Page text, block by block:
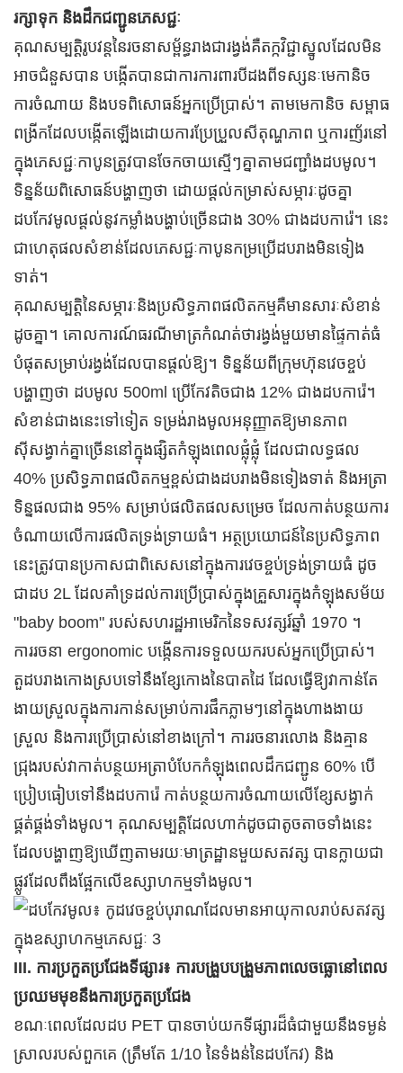
រក្សាទុក និងដឹកជញ្ជូនភេសជ្ជៈ
គុណសម្បត្តិរូបវន្តនៃរចនាសម្ព័ន្ធរាងជារង្វង់គឺតក្កវិជ្ជាស្នូលដែលមិន
អាចជំនួសបាន បង្កើតបានជាការការពារបីដងពីទស្សនៈមេកានិច
ការចំណាយ និងបទពិសោធន៍អ្នកប្រើប្រាស់។ តាមមេកានិច សម្ពាធ
ពង្រីកដែលបង្កើតឡើងដោយការប្រែប្រួលសីតុណ្ហភាព ឬការញ័រនៅ
ក្នុងភេសជ្ជៈកាបូនត្រូវបានចែកចាយស្មើៗគ្នាតាមជញ្ជាំងដបមូល។
ទិន្នន័យពិសោធន៍បង្ហាញថា ដោយផ្តល់កម្រាស់សម្ភារៈដូចគ្នា
ដបកែវមូលផ្តល់នូវកម្លាំងបង្ហាប់ច្រើនជាង 30% ជាងដបការ៉េ។ នេះ
ជាហេតុផលសំខាន់ដែលភេសជ្ជៈកាបូនកម្រប្រើដបរាងមិនទៀង
ទាត់។
គុណសម្បត្តិនៃសម្ភារៈនិងប្រសិទ្ធភាពផលិតកម្មគឺមានសារៈសំខាន់
ដូចគ្នា។ គោលការណ៍ធរណីមាត្រកំណត់ថារង្វង់មួយមានផ្ទៃកាត់ធំ
បំផុតសម្រាប់រង្វង់ដែលបានផ្តល់ឱ្យ។ ទិន្នន័យពីក្រុមហ៊ុនវេចខ្ចប់
បង្ហាញថា ដបមូល 500ml ប្រើកែវតិចជាង 12% ជាងដបការ៉េ។
សំខាន់ជាងនេះទៅទៀត ទម្រង់រាងមូលអនុញ្ញាតឱ្យមានភាព
ស៊ីសង្វាក់គ្នាច្រើននៅក្នុងផ្សិតកំឡុងពេលផ្លុំផ្លុំ ដែលជាលទ្ធផល
40% ប្រសិទ្ធភាពផលិតកម្មខ្ពស់ជាងដបរាងមិនទៀងទាត់ និងអត្រា
ទិន្នផលជាង 95% សម្រាប់ផលិតផលសម្រេច ដែលកាត់បន្ថយការ
ចំណាយលើការផលិតទ្រង់ទ្រាយធំ។ អត្ថប្រយោជន៍នៃប្រសិទ្ធភាព
នេះត្រូវបានប្រកាសជាពិសេសនៅក្នុងការវេចខ្ចប់ទ្រង់ទ្រាយធំ ដូច
ជាដប 2L ដែលគាំទ្រដល់ការប្រើប្រាស់ក្នុងគ្រួសារក្នុងកំឡុងសម័យ
"baby boom" របស់សហរដ្ឋអាមេរិកនៃទសវត្សរ៍ឆ្នាំ 1970 ។
ការរចនា ergonomic បង្កើនការទទួលយករបស់អ្នកប្រើប្រាស់។
តួដបរាងកោងស្របទៅនឹងខ្សែកោងនៃបាតដៃ ដែលធ្វើឱ្យវាកាន់តែ
ងាយស្រួលក្នុងការកាន់សម្រាប់ការផឹកភ្លាមៗនៅក្នុងហាងងាយ
ស្រួល និងការប្រើប្រាស់នៅខាងក្រៅ។ ការរចនារលោង និងគ្មាន
ជ្រុងរបស់វាកាត់បន្ថយអត្រាបំបែកកំឡុងពេលដឹកជញ្ជូន 60% បើ
ប្រៀបធៀបទៅនឹងដបការ៉េ កាត់បន្ថយការចំណាយលើខ្សែសង្វាក់
ផ្គត់ផ្គង់ទាំងមូល។ គុណសម្បត្តិដែលហាក់ដូចជាតូចតាចទាំងនេះ
ដែលបង្ហាញឱ្យឃើញតាមរយៈមាត្រដ្ឋានមួយសតវត្ស បានក្លាយជា
ផ្លូវដែលពឹងផ្អែកលើឧស្សាហកម្មទាំងមូល។
III. ការប្រកួតប្រជែងទីផ្សារ៖ ការបង្រួបបង្រួមភាពលេចធ្លោនៅពេល
ប្រឈមមុខនឹងការប្រកួតប្រជែង
ខណៈពេលដែលដប PET បានចាប់យកទីផ្សារដ៏ធំជាមួយនឹងទម្ងន់
ស្រាលរបស់ពួកគេ (ត្រឹមតែ 1/10 នៃទំងន់នៃដបកែវ) និង